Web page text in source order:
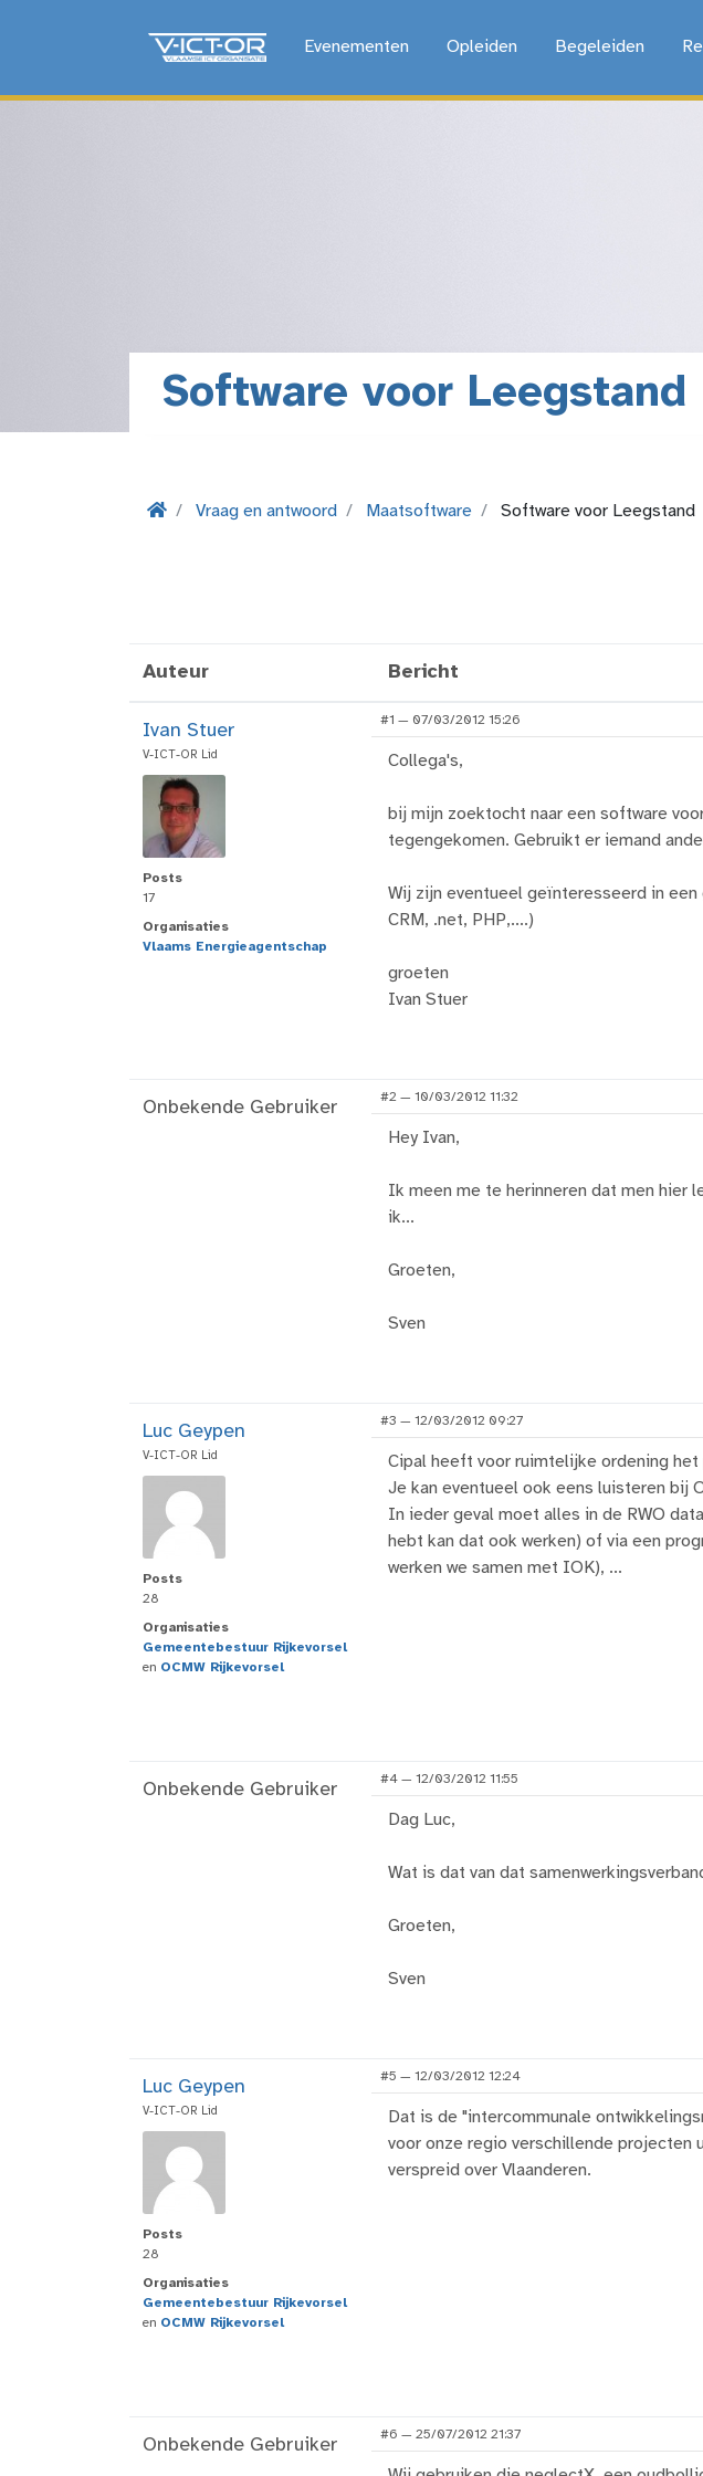
Evenementen Opleiden Begeleiden
Software voor Leegstand
Vraag en antwoord Maatsoftware Software voor Leegstand
Auteur Bericht
Ivan Stuer
V-ICT-OR Lid
Posts
17
Organisaties
Vlaams Energieagentschap
#1 — 07/03/2012 15:26
Collega's,
bij mijn zoektocht naar een software
tegengekomen. Gebruikt er iemand
Wij zijn eventueel geïnteresseerd in
CRM, .net, PHP,....)
groeten
Ivan Stuer
Onbekende Gebruiker
#2 — 10/03/2012 11:32
Hey Ivan,
Ik meen me te herinneren dat men hier
ik...
Groeten,
Sven
Luc Geypen
V-ICT-OR Lid
Posts
28
Organisaties
Gemeentebestuur Rijkevorsel
en OCMW Rijkevorsel
#3 — 12/03/2012 09:27
Cipal heeft voor ruimtelijke ordening het
Je kan eventueel ook eens luisteren bij
In ieder geval moet alles in de RWO
hebt kan dat ook werken) of via een
werken we samen met IOK), ...
Onbekende Gebruiker
#4 — 12/03/2012 11:55
Dag Luc,
Wat is dat van dat
Groeten,
Sven
Luc Geypen
V-ICT-OR Lid
Posts
28
Organisaties
Gemeentebestuur Rijkevorsel
en OCMW Rijkevorsel
#5 — 12/03/2012 12:24
Dat is de "intercommunale
voor onze regio verschillende projecten
verspreid over Vlaanderen.
Onbekende Gebruiker
#6 — 25/07/2012 21:37